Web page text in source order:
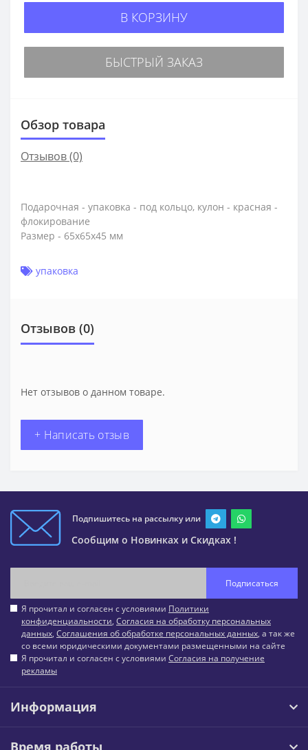
В КОРЗИНУ
БЫСТРЫЙ ЗАКАЗ
Обзор товара
Отзывов (0)
Подарочная - упаковка - под кольцо, кулон - красная -
флокирование
Размер - 65х65х45 мм
упаковка
Отзывов (0)
Нет отзывов о данном товаре.
+ Написать отзыв
Подпишитесь на рассылку или
Сообщим о Новинках и Скидках !
Подписаться
Я прочитал и согласен с условиями Политики
конфиденциальности, Согласия на обработку персональных
данных, Соглашения об обработке персональных данных, а так же
со всеми юридическими документами размещенными на сайте
Я прочитал и согласен с условиями Согласия на получение
рекламы
Информация